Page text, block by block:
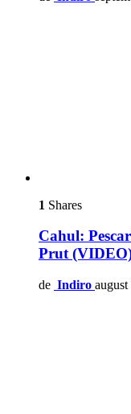
1 Shares
Cahul:
Prut
de Indiro